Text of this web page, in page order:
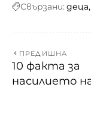
Свързани: деца
ПРЕДИШНА
10 факта за
насилието